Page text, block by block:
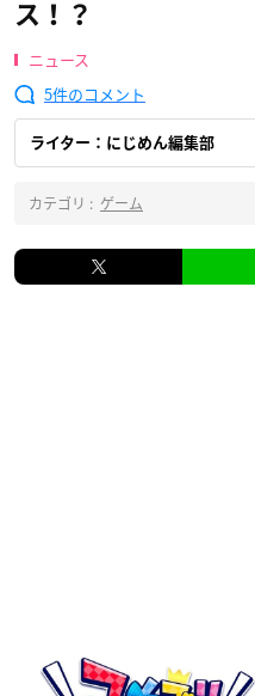
ス！？
ニュース
5
ライター：にじめん編集部
カテゴリ : ゲーム